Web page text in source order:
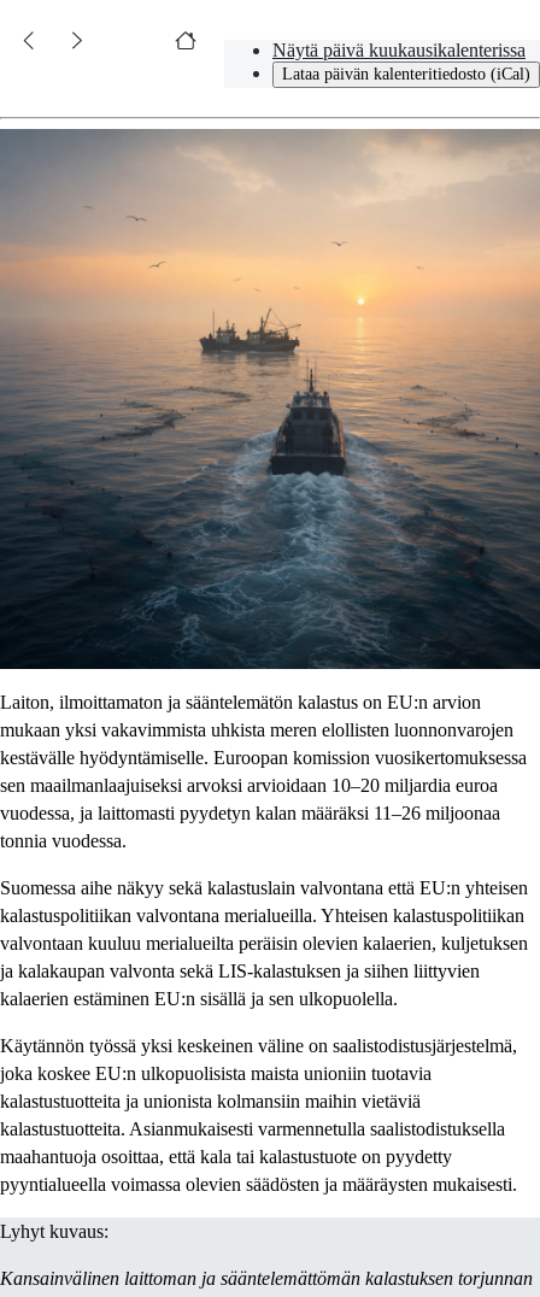
Näytä päivä kuukausikalenterissa
Lataa päivän kalenteritiedosto (iCal)
Laiton, ilmoittamaton ja sääntelemätön kalastus on EU:n arvion
mukaan yksi vakavimmista uhkista meren elollisten luonnonvarojen
kestävälle hyödyntämiselle. Euroopan komission vuosikertomuksessa
sen maailmanlaajuiseksi arvoksi arvioidaan 10–20 miljardia euroa
vuodessa, ja laittomasti pyydetyn kalan määräksi 11–26 miljoonaa
tonnia vuodessa.
Suomessa aihe näkyy sekä kalastuslain valvontana että EU:n yhteisen
kalastuspolitiikan valvontana merialueilla. Yhteisen kalastuspolitiikan
valvontaan kuuluu merialueilta peräisin olevien kalaerien, kuljetuksen
ja kalakaupan valvonta sekä LIS-kalastuksen ja siihen liittyvien
kalaerien estäminen EU:n sisällä ja sen ulkopuolella.
Käytännön työssä yksi keskeinen väline on saalistodistusjärjestelmä,
joka koskee EU:n ulkopuolisista maista unioniin tuotavia
kalastustuotteita ja unionista kolmansiin maihin vietäviä
kalastustuotteita. Asianmukaisesti varmennetulla saalistodistuksella
maahantuoja osoittaa, että kala tai kalastustuote on pyydetty
pyyntialueella voimassa olevien säädösten ja määräysten mukaisesti.
Lyhyt kuvaus:
Kansainvälinen laittoman ja sääntelemättömän kalastuksen torjunnan